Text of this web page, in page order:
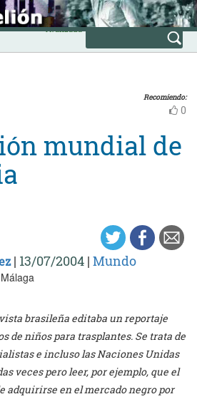
Avanzada
Recomiendo:
0
mundial de
| 13/07/2004 | Mundo
brasileña editaba un reportaje
de niños para trasplantes. Se trata de
e incluso las Naciones Unidas
veces pero leer, por ejemplo, que el
adquirirse en el mercado negro por